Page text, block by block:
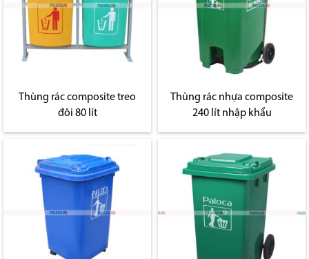
Thùng rác composite treo
đôi 80 lít
Thùng rác nhựa composite
240 lít nhập khẩu